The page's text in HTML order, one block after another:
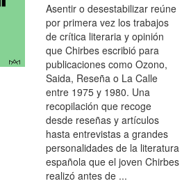
Asentir o desestabilizar reúne
por primera vez los trabajos
de crítica literaria y opinión
que Chirbes escribió para
publicaciones como Ozono,
Saida, Reseña o La Calle
entre 1975 y 1980. Una
recopilación que recoge
desde reseñas y artículos
hasta entrevistas a grandes
personalidades de la literatura
española que el joven Chirbes
realizó antes de ...